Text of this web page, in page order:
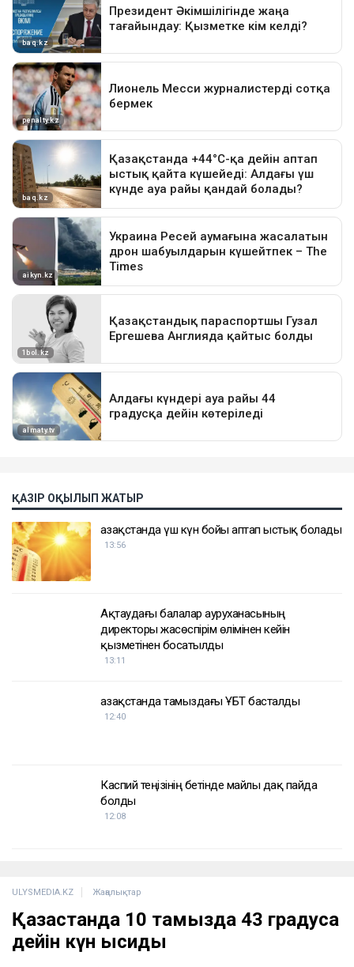
ҚАЗІР ОҚЫЛЫП ЖАТЫР
Қазақстанда үш күн бойы аптап ыстық болады
13:56
Ақтаудағы балалар ауруханасының
директоры жасөспірім өлімінен кейін
қызметінен босатылды
13:11
Қазақстанда тамыздағы ҰБТ басталды
12:40
Каспий теңізінің бетінде майлы дақ пайда
болды
12:08
ULYSMEDIA.KZ Жаңалықтар
Қазақстанда 10 тамызда 43 градусқа
дейін күн ысиды